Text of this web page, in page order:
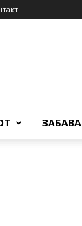
ЗАБАВА